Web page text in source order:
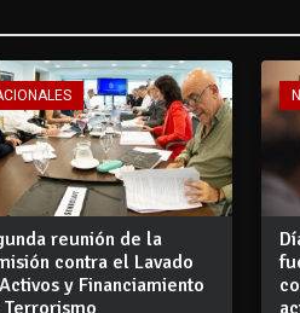
reunión de la
contra el Lavado
y Financiamiento